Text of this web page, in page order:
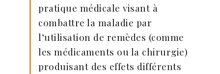
pratique médicale visant à
combattre la maladie par
l’utilisation de remèdes (comme
les médicaments ou la chirurgie)
produisant des effets différents